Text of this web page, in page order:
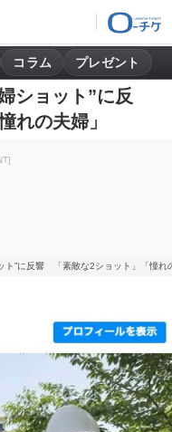
コラム プレゼント
ショット”に反
れの夫婦」
ト”に反響 「素敵な2ショット」「憧れ